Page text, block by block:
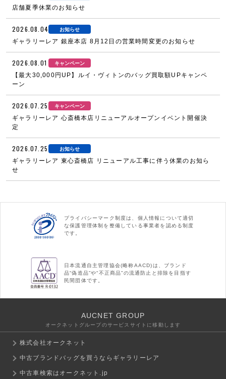
店舗夏季休業のお知らせ
2026.08.04 お知らせ
ギャラリーレア 銀座本店 8月12日の営業時間変更のお知らせ
2026.08.01 キャンペーン
【最大30,000円UP】ルイ・ヴィトンのバッグ買取額UPキャンペ
ーン
2026.07.25 キャンペーン
ギャラリーレア 心斎橋本店リニューアルオープンイベント開催決
定
2026.07.25 お知らせ
ギャラリーレア 東心斎橋店 リニューアル工事に伴う休業のお知ら
せ
プライバシーマーク制度は、個人情報について適切
な保護管理体制を整備している事業者を認める制度
です。
日本流通自主管理協会(略称AACD)は、ブランド
品“偽造品”や“不正商品”の流通防止と排除を目指す
民間団体です。
AUCNET GROUP
オークネットグループのサービスサイトに移動します
株式会社オークネット
中古ブランドバッグを買うならギャラリーレア
中古車検索はオークネット.jp